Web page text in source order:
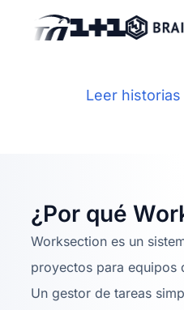
Leer
¿Por qué
Worksection es un
proyectos para equipos
Un gestor de tareas